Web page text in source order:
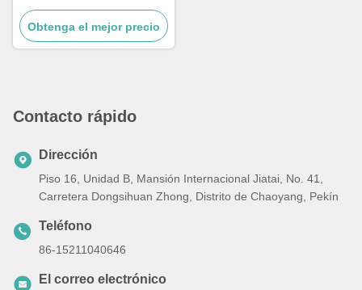
tractor diesel
Obtenga el mejor precio
Contacto rápido
Dirección
Piso 16, Unidad B, Mansión Internacional Jiatai, No. 41,
Carretera Dongsihuan Zhong, Distrito de Chaoyang, Pekín
Teléfono
86-15211040646
El correo electrónico